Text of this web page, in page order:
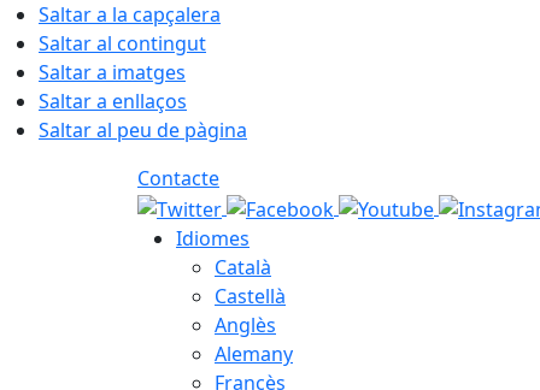
Saltar a la capçalera
Saltar al contingut
Saltar a imatges
Saltar a enllaços
Saltar al peu de pàgina
Contacte
Idiomes
Català
Castellà
Anglès
Alemany
Francès